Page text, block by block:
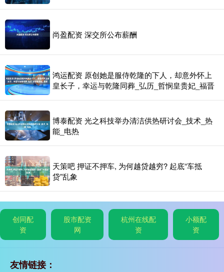
尚盈配资 深交所公布薪酬
鸿运配资 原创她是服侍乾隆的下人，却意外怀上
皇长子，幸运与乾隆同葬_弘历_哲悯皇贵妃_福晋
博泰配资 光之科技举办清洁供热研讨会_技术_热
能_电热
天策吧 押证不押车, 为何越贷越穷? 起底“车抵
贷”乱象
创同配
资
股市配资
网
杭州在线配
资
小额配
资
友情链接：